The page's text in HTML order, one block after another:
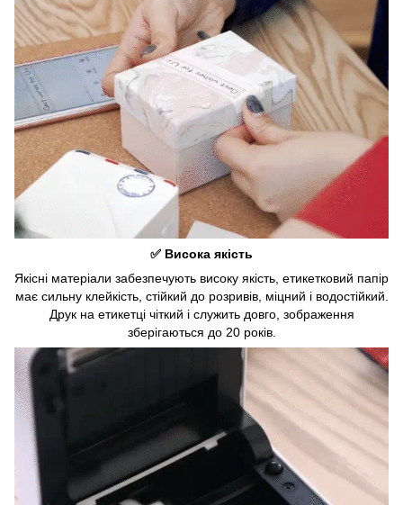
✅ Висока якість
Якісні матеріали забезпечують високу якість, етикетковий папір
має сильну клейкість, стійкий до розривів, міцний і водостійкий.
Друк на етикетці чіткий і служить довго, зображення
зберігаються до 20 років.